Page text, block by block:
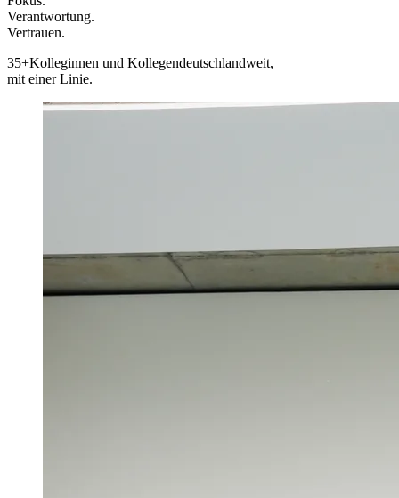
Verantwortung.
Vertrauen.
35+Kolleginnen und Kollegendeutschlandweit,
mit einer Linie.